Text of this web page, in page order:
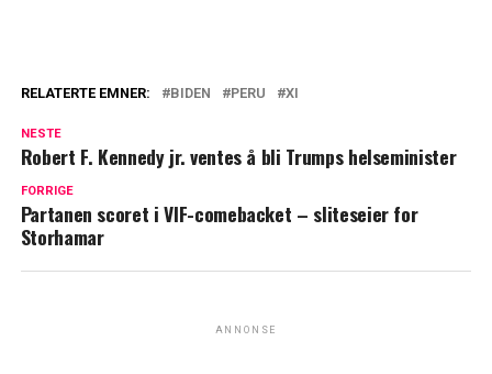
RELATERTE EMNER: BIDEN PERU XI
NESTE
Robert F. Kennedy jr. ventes å bli Trumps helseminister
FORRIGE
Partanen scoret i VIF-comebacket – sliteseier for
Storhamar
ANNONSE